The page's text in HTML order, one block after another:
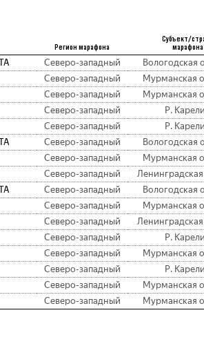
Регион марафона
Субъект/
марафона
Северо-западный Вологодская
Северо-западный Мурманская
Северо-западный Мурманская
Северо-западный Р.
Северо-западный Р.
Северо-западный Вологодская
Северо-западный Мурманская
Северо-западный Ленинградская
Северо-западный Вологодская
Северо-западный Мурманская
Северо-западный Ленинградская
Северо-западный Р.
Северо-западный Мурманская
Северо-западный Р.
Северо-западный Мурманская
Северо-западный Мурманская